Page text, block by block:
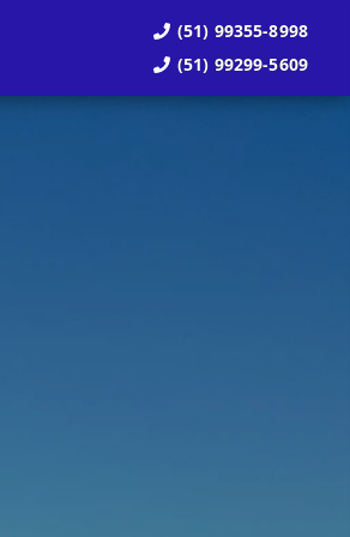
(51) 99355-8998
(51) 99299-5609